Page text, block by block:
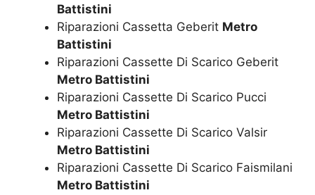
Battistini
Riparazioni Cassetta Geberit Metro
Battistini
Riparazioni Cassette Di Scarico Geberit
Metro Battistini
Riparazioni Cassette Di Scarico Pucci
Metro Battistini
Riparazioni Cassette Di Scarico Valsir
Metro Battistini
Riparazioni Cassette Di Scarico Faismilani
Metro Battistini